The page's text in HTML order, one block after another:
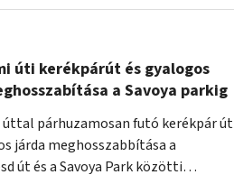
lenne itt szükség, ahogy a
is. A jelenlegi állapot
ugyanis a trehányul kirakott
se derül ki, hogy szabad-e ott
úti kerékpárút és gyalogos
a Savoya parkig
úttal párhuzamosan futó kerékpár út
járda meghosszabbítása a
út és a Savoya Park közötti